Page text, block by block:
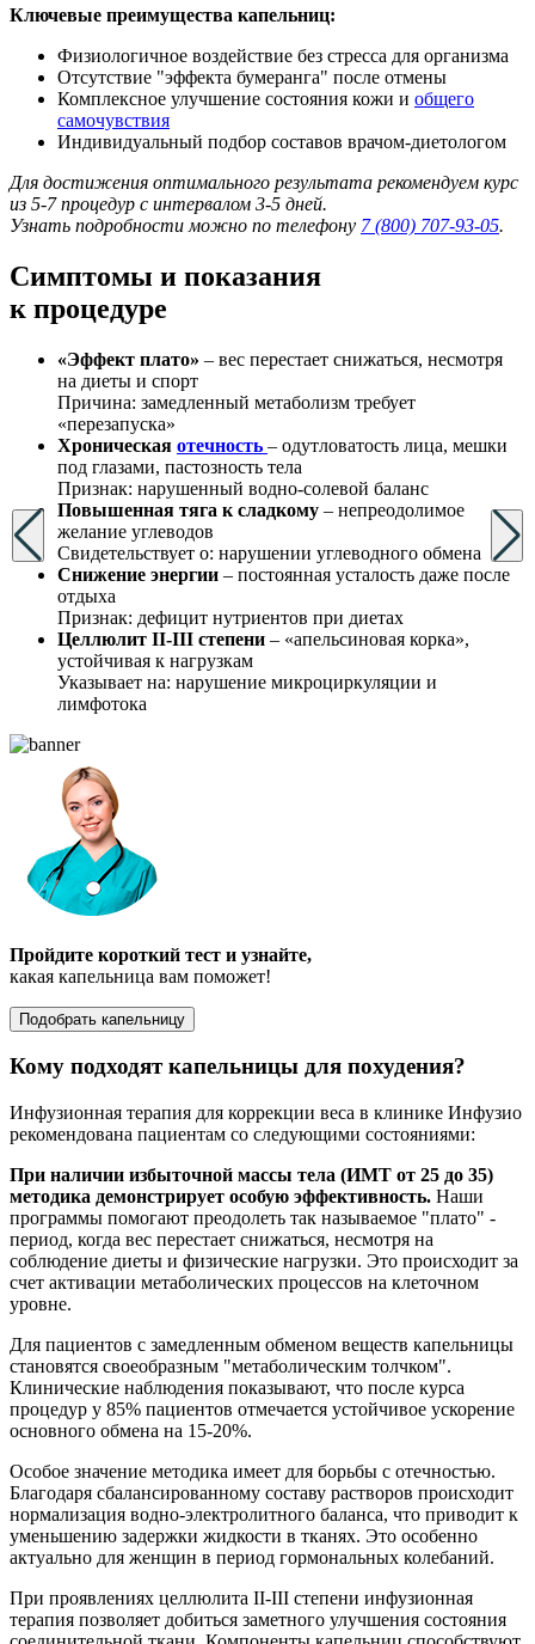
Ключевые преимущества капельниц:
Физиологичное воздействие без стресса для организма
Отсутствие "эффекта бумеранга" после отмены
Комплексное улучшение состояния кожи и общего
самочувствия
Индивидуальный подбор составов врачом-диетологом
Для достижения оптимального результата рекомендуем курс
из 5-7 процедур с интервалом 3-5 дней.
Узнать подробности можно по телефону 7 (800) 707-93-05.
Симптомы и показания
к процедуре
«Эффект плато» – вес перестает снижаться, несмотря
на диеты и спорт
Причина: замедленный метаболизм требует
«перезапуска»
Хроническая отечность – одутловатость лица, мешки
под глазами, пастозность тела
Признак: нарушенный водно-солевой баланс
Повышенная тяга к сладкому – непреодолимое
желание углеводов
Свидетельствует о: нарушении углеводного обмена
Снижение энергии – постоянная усталость даже после
отдыха
Признак: дефицит нутриентов при диетах
Целлюлит II-III степени – «апельсиновая корка»,
устойчивая к нагрузкам
Указывает на: нарушение микроциркуляции и
лимфотока
Пройдите короткий тест и узнайте,
какая капельница вам поможет!
Подобрать капельницу
Кому подходят капельницы для похудения?
Инфузионная терапия для коррекции веса в клинике Инфузио
рекомендована пациентам со следующими состояниями:
При наличии избыточной массы тела (ИМТ от 25 до 35)
методика демонстрирует особую эффективность. Наши
программы помогают преодолеть так называемое "плато" -
период, когда вес перестает снижаться, несмотря на
соблюдение диеты и физические нагрузки. Это происходит за
счет активации метаболических процессов на клеточном
уровне.
Для пациентов с замедленным обменом веществ капельницы
становятся своеобразным "метаболическим толчком".
Клинические наблюдения показывают, что после курса
процедур у 85% пациентов отмечается устойчивое ускорение
основного обмена на 15-20%.
Особое значение методика имеет для борьбы с отечностью.
Благодаря сбалансированному составу растворов происходит
нормализация водно-электролитного баланса, что приводит к
уменьшению задержки жидкости в тканях. Это особенно
актуально для женщин в период гормональных колебаний.
При проявлениях целлюлита II-III степени инфузионная
терапия позволяет добиться заметного улучшения состояния